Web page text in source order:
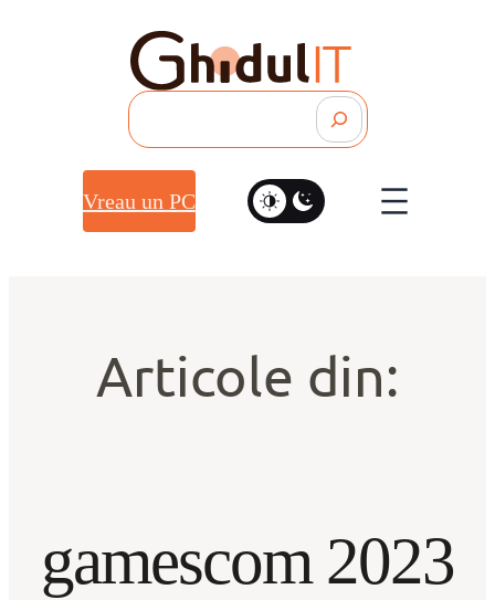
Vreau un PC
Articole din:
gamescom 2023